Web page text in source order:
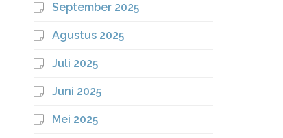
September 2025
Agustus 2025
Juli 2025
Juni 2025
Mei 2025